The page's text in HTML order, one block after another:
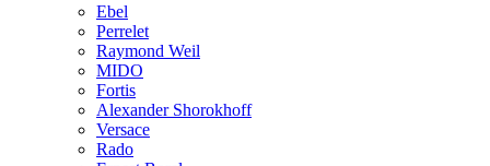
Ebel
Perrelet
Raymond Weil
MIDO
Fortis
Alexander Shorokhoff
Versace
Rado